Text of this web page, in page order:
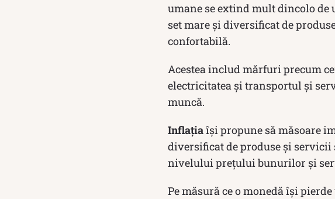
umane se extind mult dincolo de
set mare și diversificat de
confortabilă.
Acestea includ mărfuri precum
electricitatea și transportul și
muncă.
Inflațiaîși propune să măsoare
diversificat de produse și
nivelului prețului bunurilor și
Pe măsură ce o monedă își